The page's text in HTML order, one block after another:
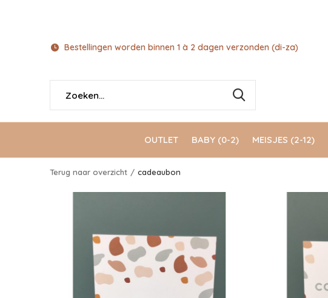
OUTLET BABY (0-2) MEISJES (2-12)
Bestellingen worden binnen 1 à 2 dagen verzonden (di-za)
Terug naar overzicht cadeaubon